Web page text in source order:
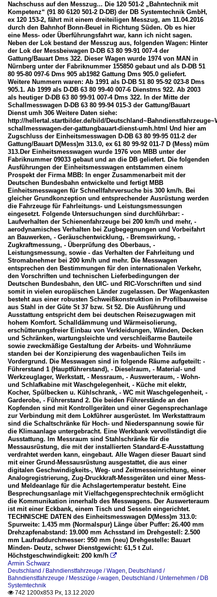
Nachschuss auf den Messzug... Die 120 501-2 „Bahntechnik mit
Kompetenz“ (91 80 6120 501-2 D-DB) der DB Systemtechnik GmbH,
ex 120 153-2, fährt mit einem dreiteiligen Messzug, am 11.04.2016
durch den Bahnhof Bonn-Beuel in Richtung Süden. Ob es hier
eine Mess- oder Überführungsfahrt war, kann ich nicht sagen.
Neben der Lok bestand der Messzug aus, folgenden Wagen: Hinter
der Lok der Messbeiwagen D-DB 63 80 99-91 007-4 der
Gattung/Bauart Dms 322. Dieser Wagen wurde 1974 von MAN in
Nürnberg unter der Fabriknummer 155850 gebaut und als D-DB 51
80 95-80 097-6 Dms 905 ab1982 Gattung Dms 905.0 geliefert.
Weitere Nummern waren: Ab 1991 als D-DB 51 80 95-92 023-8 Dms
905.1. Ab 1999 als D-DB 63 80 99-40 007-6 Dienstms 922. Ab 2003
als heutiger D-DB 63 80 99-91 007-4 Dms 322. In der Mitte der
Schallmesswagen D-DB 63 80 99-94 015-3 der Gattung/Bauart
Dienst umh 306 Weitere Daten siehe:
http://hellertal.startbilder.de/bild/
schallmesswagen-der-gattungbauart-dienst-umh.html Und hier am
Zugschluss der Einheitsmesswagen D-DB 63 80 99-95 011-2 der
Gattung/Bauart D(Mess)m 313.0, ex 61 80 99-92 011-7 D (Mess) müm
313.Der Einheitsmesswagen wurde 1976 von MBB unter der
Fabriknummer 09033 gebaut und an die DB geliefert. Die folgenden
Ausführungen der Einheitsmesswagen entstammen einem
Prospekt der Firma MBB: In enger Zusammenarbeit mit der
Deutschen Bundesbahn entwickelte und fertigt MBB
Einheitsmesswagen für Schnellfahrversuche bis 300 km/h. Bei
gleicher Grundkonzeption und entsprechender Ausrüstung werden
die Fahrzeuge für Fahrleitungs- und Leistungsmessungen
eingesetzt. Folgende Untersuchungen sind durchführbar: -
Laufverhalten der Schienenfahrzeuge bei 200 km/h und mehr, -
aerodynamisches Verhalten bei Zugbegegnungen und Vorbeifahrt
an Bauwerken, - Geräuschentwicklung, - Bremswirkung, -
Zugkraftmessung, - Überprüfung des Oberbaus, -
Leistungsmessung, sowie - das Verhalten der Fahrleitung und
Stromabnehmer bei 200 km/h und mehr. Die Messwagen
entsprechen den Bestimmungen für den internationalen Verkehr,
den Vorschriften und technischen Lieferbedingungen der
Deutschen Bundesbahn, den UIC- und RIC-Vorschriften und sind
somit in vielen europäischen Länder zugelassen. Der Wagenkasten
besteht aus einer robusten Schweißkonstruktion in Profilbauweise
aus Stahl in der Güte St 37 bzw. St 52. Die Ausführung und
Ausstattung entspricht dem bei deutschen Reisezugwagen mit
hohem Komfort. Schalldämmung und Wärmeisolierung,
erschütterungsfreier Einbau von Verkleidungen, Wänden, Decken
und Schränken, wartungsleichte und verschleißarme Bauteile
sowie zweckmäßige Gestaltung der Arbeits- und Wohnräume
standen bei der Konzipierung des wagenbaulichen Teils im
Vordergrund. Die Messwagen sind in folgende Räume aufgeteilt: -
Führerstand 1 (Hauptführerstand), - Dieselraum, - Material- und
Werkzeuglager, Werkstatt, - Messraum, - Auswerteraum, - Wohn-
und Schlafkabine mit Waschgelegenheit, - Küche mit elektr,
Kocher, Spülbecken u. Kühlschrank, - WC mit Waschgelegenheit, -
Garderobe, - Führerstand 2. Die beiden Führerstände an den
Kopfenden sind mit Kontrollgeräten und einer Gegensprechanlage
zur Verbindung mit dem Lokführer ausgerüstet. Im Werkstattraum
sind die Schaltschränke für Hoch- und Niederspannung sowie für
die Klimaanlage untergebracht. Eine Werkbank vervollständigt die
Ausstattung. Im Messraum sind Stahlschränke für die
Messausrüstung, die mit der installierten Standard-E-Ausstattung
verdrahtet werden kann, eingebaut. Alle Wagen dieser Bauart sind
mit einer Grund-Messausrüstung ausgestattet, die aus einer
digitalen Geschwindigkeits-, Weg- und Zeitmesseinrichtung, einer
Analogregistrierung, Zug-Druckkraft-Messgeräten und einer Mess-
und Meldeanlage für die Achslagertemperatur besteht. Eine
Besprechungsanlage mit Vielfachgegensprechtechnik ermöglicht
die Kommunikation innerhalb des Messwagens. Der Auswerteraum
ist mit einer Eckbank, einem Tisch und Sesseln eingerichtet.
TECHNISCHE DATEN des Einheitsmesswagen D(Mess)m 313.0:
Spurweite: 1.435 mm (Normalspur) Länge über Puffer: 26.400 mm
Drehzapfenabstand: 19.000 mm Achsstand im Drehgestell: 2.500
mm Laufraddurchmesser: 950 mm (neu) Drehgestelle: Bauart
Minden- Deutz, schwer Dienstgewicht: 61,5 t Zul.
Höchstgeschwindigkeit: 200 km/h 
Armin Schwarz
Deutschland / Bahndienstfahrzeuge / Wagen, Deutschland /
Bahndienstfahrzeuge / Messzüge /-wagen, Deutschland / Unternehmen / DB
Systemtechnik
 742 1200x853 Px, 13.12.2020